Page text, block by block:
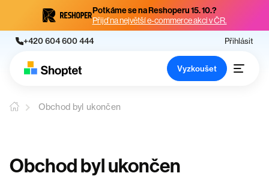
Potkáme se na Reshoperu 15. 10.?
Přijď na největší e-commerce akci v ČR.
+420 604 600 444 Přihlásit
Vyzkoušet
Obchod byl ukončen
Obchod byl ukončen